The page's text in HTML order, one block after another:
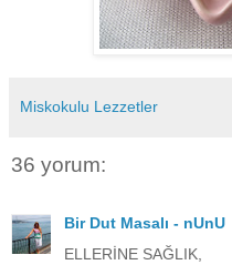
Miskokulu Lezzetler
36 yorum:
Bir Dut Masalı - nUnU
ELLERİNE SAĞLIK,